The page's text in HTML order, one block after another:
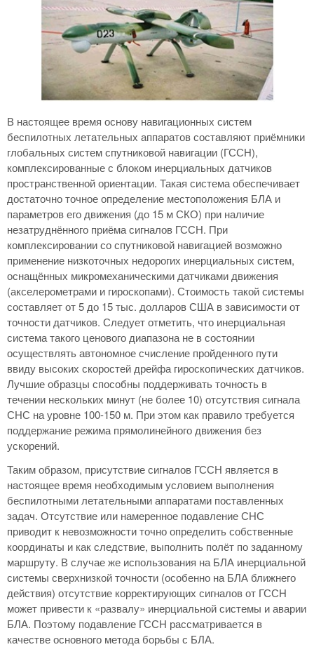
В настоящее время основу навигационных систем
беспилотных летательных аппаратов составляют приёмники
глобальных систем спутниковой навигации (ГССН),
комплексированные с блоком инерциальных датчиков
пространственной ориентации. Такая система обеспечивает
достаточно точное определение местоположения БЛА и
параметров его движения (до 15 м СКО) при наличие
незатруднённого приёма сигналов ГССН. При
комплексировании со спутниковой навигацией возможно
применение низкоточных недорогих инерциальных систем,
оснащённых микромеханическими датчиками движения
(акселерометрами и гироскопами). Стоимость такой системы
составляет от 5 до 15 тыс. долларов США в зависимости от
точности датчиков. Следует отметить, что инерциальная
система такого ценового диапазона не в состоянии
осуществлять автономное счисление пройденного пути
ввиду высоких скоростей дрейфа гироскопических датчиков.
Лучшие образцы способны поддерживать точность в
течении нескольких минут (не более 10) отсутствия сигнала
СНС на уровне 100-150 м. При этом как правило требуется
поддержание режима прямолинейного движения без
ускорений.
Таким образом, присутствие сигналов ГССН является в
настоящее время необходимым условием выполнения
беспилотными летательными аппаратами поставленных
задач. Отсутствие или намеренное подавление СНС
приводит к невозможности точно определить собственные
координаты и как следствие, выполнить полёт по заданному
маршруту. В случае же использования на БЛА инерциальной
системы сверхнизкой точности (особенно на БЛА ближнего
действия) отсутствие корректирующих сигналов от ГССН
может привести к «развалу» инерциальной системы и аварии
БЛА. Поэтому подавление ГССН рассматривается в
качестве основного метода борьбы с БЛА.